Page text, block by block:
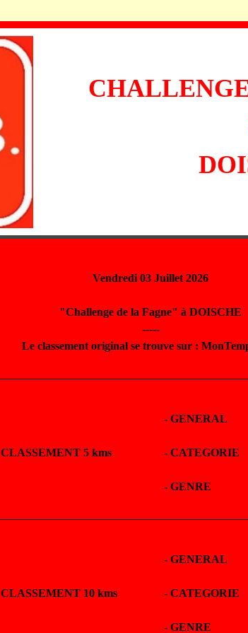
Vendredi 03 Juillet 2026
"Challenge de la Fagne" à DOISCHE
-----
Le classement original se trouve sur :
CLASSEMENT 5 kms
- GENERAL
- CATEGORIE
- GENRE
CLASSEMENT 10 kms
- GENERAL
- CATEGORIE
- GENRE